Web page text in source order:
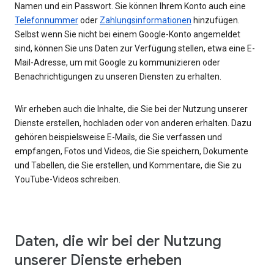
Namen und ein Passwort. Sie können Ihrem Konto auch eine
Telefonnummeroder Zahlungsinformationen hinzufügen.
Selbst wenn Sie nicht bei einem Google-Konto angemeldet
sind, können Sie uns Daten zur Verfügung stellen, etwa eine E-
Mail-Adresse, um mit Google zu kommunizieren oder
Benachrichtigungen zu unseren Diensten zu erhalten.
Wir erheben auch die Inhalte, die Sie bei der Nutzung unserer
Dienste erstellen, hochladen oder von anderen erhalten. Dazu
gehören beispielsweise E-Mails, die Sie verfassen und
empfangen, Fotos und Videos, die Sie speichern, Dokumente
und Tabellen, die Sie erstellen, und Kommentare, die Sie zu
YouTube-Videos schreiben.
Daten, die wir bei der Nutzung
unserer Dienste erheben